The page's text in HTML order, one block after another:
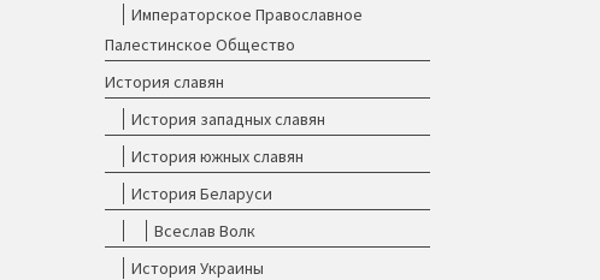
Императорское Православное
Палестинское Общество
История славян
История западных славян
История южных славян
История Беларуси
Всеслав Волк
История Украины